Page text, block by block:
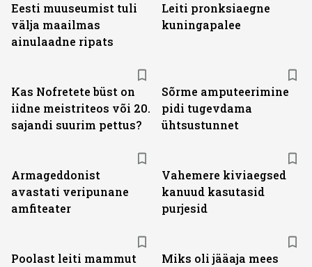
Eesti muuseumist tuli
välja maailmas
ainulaadne ripats
Leiti pronksiaegne
kuningapalee
Kas Nofretete büst on
iidne meistriteos või 20.
sajandi suurim pettus?
Sõrme amputeerimine
pidi tugevdama
ühtsustunnet
Armageddonist
avastati veripunane
amfiteater
Vahemere kiviaegsed
kanuud kasutasid
purjesid
Poolast leiti mammut
Miks oli jääaja mees